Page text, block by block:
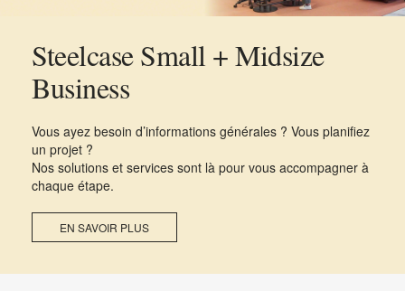
Steelcase Small + Midsize
Business
Vous ayez besoin d’informations générales ? Vous planifiez
un projet ?
Nos solutions et services sont là pour vous accompagner à
chaque étape.
EN SAVOIR PLUS